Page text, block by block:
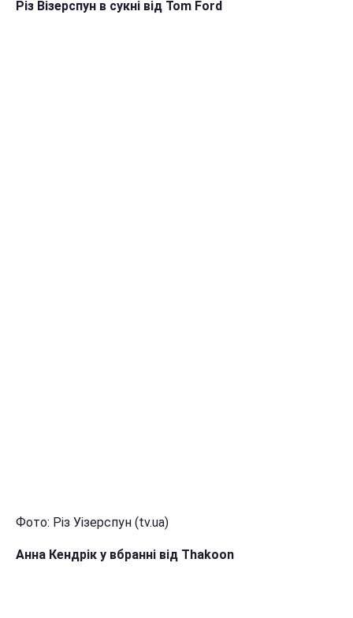
Різ Візерспун в сукні від Tom Ford
Фото: Різ Уізерспун (tv.ua)
Анна Кендрік у вбранні від Thakoon